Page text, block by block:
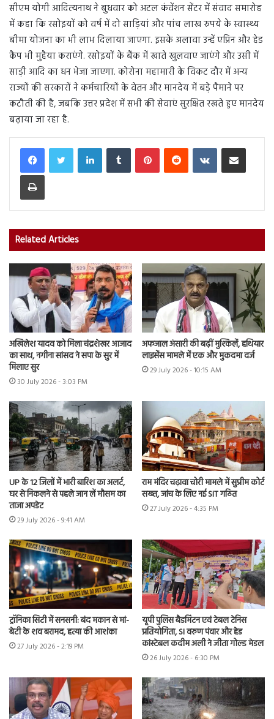
सीएम योगी आदित्यनाथ ने बुधवार को अटल कंवेंशन सेंटर में संवाद समारोह
में कहा कि रसोइयों को वर्ष में दो साड़ियां और पांच लाख रुपये के स्वास्थ्य
बीमा योजना का भी लाभ दिलाया जाएगा. इसके अलावा उन्हें एप्रिन और हेड
कैप भी मुहैया कराएंगे. रसोइयों के बैंक में खाते खुलवाए जाएंगे और उसी में
साड़ी आदि का धन भेजा जाएगा. कोरोना महामारी के विकट दौर में अन्य
राज्यों की सरकारों ने कर्मचारियों के वेतन और मानदेय में बड़े पैमाने पर
कटौती की है, जबकि उत्तर प्रदेश में सभी की सेवाएं सुरक्षित रखते हुए मानदेय
बढ़ाया जा रहा है.
LinkedInTumblr PinterestReddit VKontakteShare via Email
Print
Related Articles
अखिलेश यादव को मिला चंद्रशेखर आजाद
का साथ, नगीना सांसद ने सपा के सुर में
मिलाए सुर
30 July 2026 - 3:03 PM
अफजाल अंसारी की बढ़ीं मुश्किलें, हथियार
लाइसेंस मामले में एक और मुकदमा दर्ज
29 July 2026 - 10:15 AM
UP के 12 जिलों में भारी बारिश का अलर्ट,
घर से निकलने से पहले जान लें मौसम का
ताजा अपडेट
29 July 2026 - 9:41 AM
राम मंदिर चढ़ावा चोरी मामले में सुप्रीम कोर्ट
सख्त, जांच के लिए नई SIT गठित
27 July 2026 - 4:35 PM
ट्रॉनिका सिटी में सनसनी: बंद मकान से मां-
बेटी के शव बरामद, हत्या की आशंका
27 July 2026 - 2:19 PM
यूपी पुलिस बैडमिंटन एवं टेबल टेनिस
प्रतियोगिता, SI वरुण पंवार और हेड
कांस्टेबल कदीम अली ने जीता गोल्ड मेडल
26 July 2026 - 6:30 PM